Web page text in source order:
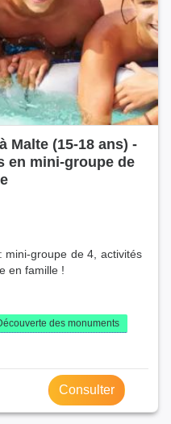
Malte (15-18 ans) -
en mini-groupe de
mini-groupe de 4, activités
en famille !
des monuments
Consulter